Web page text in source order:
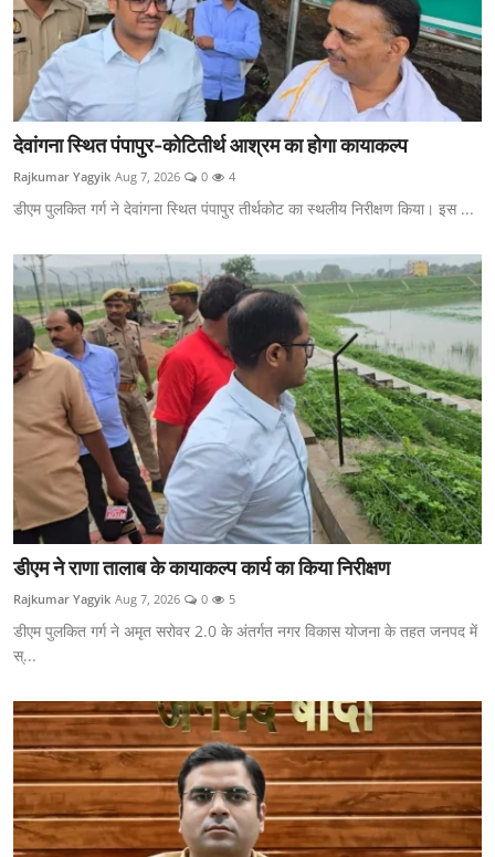
देवांगना स्थित पंपापुर-कोटितीर्थ आश्रम का होगा कायाकल्प
Rajkumar Yagyik Aug 7, 2026 0 4
डीएम पुलकित गर्ग ने देवांगना स्थित पंपापुर तीर्थकोट का स्थलीय निरीक्षण किया। इस ...
डीएम ने राणा तालाब के कायाकल्प कार्य का किया निरीक्षण
Rajkumar Yagyik Aug 7, 2026 0 5
डीएम पुलकित गर्ग ने अमृत सरोवर 2.0 के अंतर्गत नगर विकास योजना के तहत जनपद में
स्...